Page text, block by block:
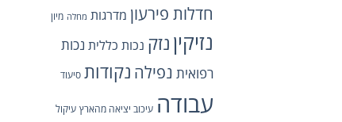
חדלות פירעון מדרגות מחלה מיון
נזיקיןנזק נכות כללית נכות
רפואית נפילה נקודות סיעוד
עבודה עיכוב יציאה מהארץ עיקול